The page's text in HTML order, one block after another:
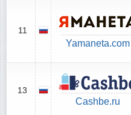
11
Yamaneta.com
13
Cashbe.ru